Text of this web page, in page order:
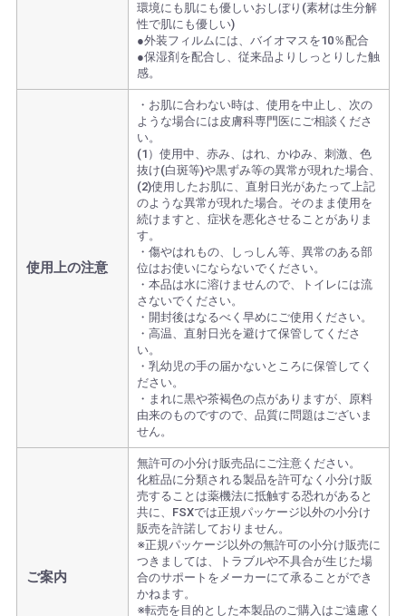
環境にも肌にも優しいおしぼり(素材は生分解
性で肌にも優しい)
●外装フィルムには、バイオマスを10％配合
●保湿剤を配合し、従来品よりしっとりした触
感。
使用上の注意
・お肌に合わない時は、使用を中止し、次の
ような場合には皮膚科専門医にご相談くださ
い。
(1）使用中、赤み、はれ、かゆみ、刺激、色
抜け(白斑等)や黒ずみ等の異常が現れた場合、
(2)使用したお肌に、直射日光があたって上記
のような異常が現れた場合。そのまま使用を
続けますと、症状を悪化させることがありま
す。
・傷やはれもの、しっしん等、異常のある部
位はお使いにならないでください。
・本品は水に溶けませんので、トイレには流
さないでください。
・開封後はなるべく早めにご使用ください。
・高温、直射日光を避けて保管してくださ
い。
・乳幼児の手の届かないところに保管してく
ださい。
・まれに黒や茶褐色の点がありますが、原料
由来のものですので、品質に問題はございま
せん。
ご案内
無許可の小分け販売品にご注意ください。
化粧品に分類される製品を許可なく小分け販
売することは薬機法に抵触する恐れがあると
共に、FSXでは正規パッケージ以外の小分け
販売を許諾しておりません。
※正規パッケージ以外の無許可の小分け販売に
つきましては、トラブルや不具合が生じた場
合のサポートをメーカーにて承ることができ
かねます。
※転売を目的とした本製品のご購入はご遠慮く